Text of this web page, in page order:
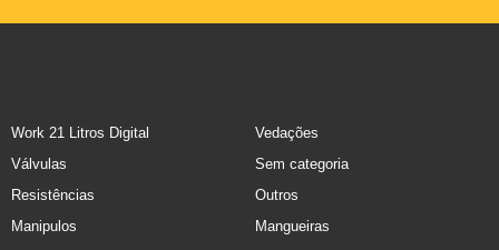
Work 21 Litros Digital
Vedações
Válvulas
Sem categoria
Resistências
Outros
Manipulos
Mangueiras